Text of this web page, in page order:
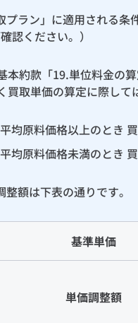
プラン」に適用される
認ください。）
本約款「19.単位料金の
買取単価の算定に際して
均原料価格以上のとき
均原料価格未満のとき
額は下表の通りです。
基準単価
単価調整額